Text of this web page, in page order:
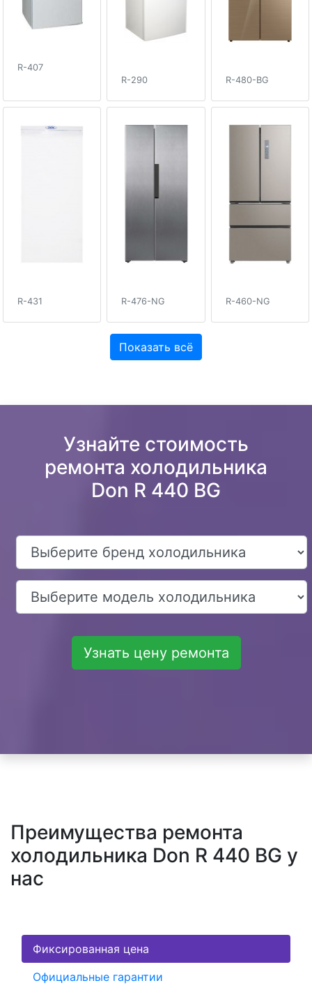
R-407
R-290
R-480-BG
R-431 R-476-NG R-460-NG
Показать всё
Узнайте стоимость
ремонта холодильника
Don R 440 BG
Узнать цену ремонта
Преимущества ремонта
холодильника Don R 440 BG у
нас
Фиксированная цена
Официальные гарантии